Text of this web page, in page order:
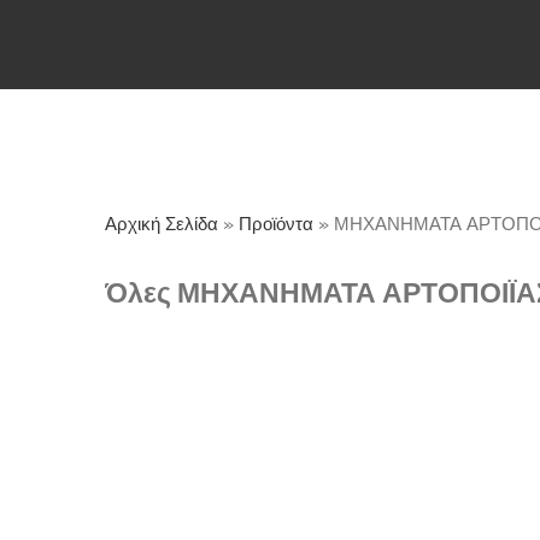
Αρχική Σελίδα » Προϊόντα » ΜΗΧΑΝΗΜΑΤΑ
Όλες ΜΗΧΑΝΗΜΑΤΑ